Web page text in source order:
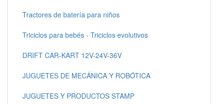
Tractores de batería para niños
Triciclos para bebés - Triciclos evolutivos
DRIFT CAR-KART 12V-24V-36V
JUGUETES DE MECÁNICA Y ROBÓTICA
JUGUETES Y PRODUCTOS STAMP